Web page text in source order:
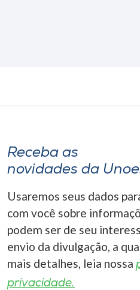
Receba as
novidades da
Usaremos seus dados
com você sobre
podem ser de seu
envio da divulgação, a
mais detalhes, leia nossa
privacidade.